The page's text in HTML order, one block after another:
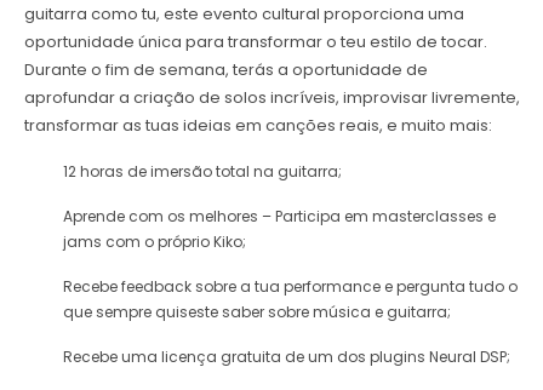
guitarra como tu, este evento cultural proporciona uma
oportunidade única para transformar o teu estilo de tocar.
Durante o fim de semana, terás a oportunidade de
aprofundar a criação de solos incríveis, improvisar livremente,
transformar as tuas ideias em canções reais, e muito mais:
12 horas de imersão total na guitarra;
Aprende com os melhores – Participa em masterclasses e
jams com o próprio Kiko;
Recebe feedback sobre a tua performance e pergunta tudo o
que sempre quiseste saber sobre música e guitarra;
Recebe uma licença gratuita de um dos plugins Neural DSP;